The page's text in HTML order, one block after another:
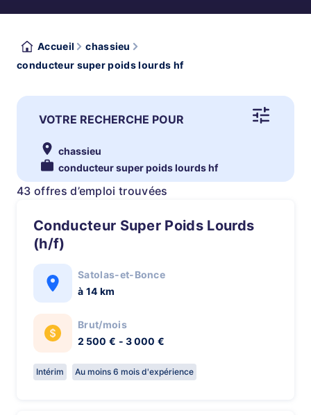
Accueil
chassieu
conducteur super poids lourds hf
VOTRE RECHERCHE POUR
chassieu
conducteur super poids lourds hf
43 offres d’emploi trouvées
Conducteur Super Poids Lourds
(h/f)
Satolas-et-Bonce
à 14 km
Brut/mois
2 500 € - 3 000 €
Intérim Au moins 6 mois d'expérience